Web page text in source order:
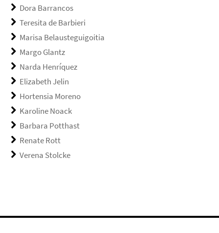
Dora Barrancos
Teresita de Barbieri
Marisa Belausteguigoitia
Margo Glantz
Narda Henríquez
Elizabeth Jelin
Hortensia Moreno
Karoline Noack
Barbara Potthast
Renate Rott
Verena Stolcke